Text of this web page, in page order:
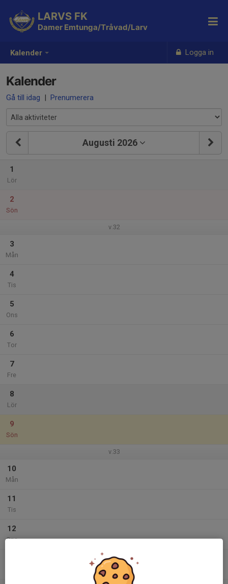
Kalender Logga in
LARVS FK
Damer Emtunga/Tråvad/Larv
Kalender
Gå till idag | Prenumerera
Augusti 2026
1
Lör
2
Sön
v.32
3
Mån
4
Tis
5
Ons
6
Tor
7
Fre
8
Lör
9
Sön
v.33
10
Mån
11
Tis
12
Ons